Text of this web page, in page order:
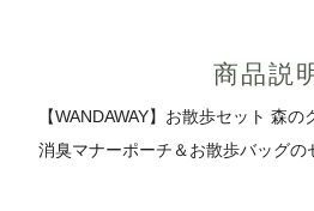
商品説
【WANDAWAY】お散歩セット 森の
消臭マナーポーチ＆お散歩バッグの